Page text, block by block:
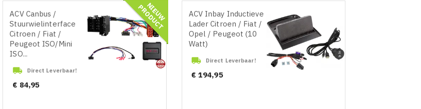
ACV Canbus /
Stuurwielinterface
Citroen / Fiat /
Peugeot ISO/Mini
ISO...
 Direct Leverbaar!
Prijs
€ 84,95
N
I
E
U
W
P
R
O
D
U
C
T
ACV Inbay Inductieve
Lader Citroen / Fiat /
Opel / Peugeot (10
Watt)
 Direct Leverbaar!
Prijs
€ 194,95